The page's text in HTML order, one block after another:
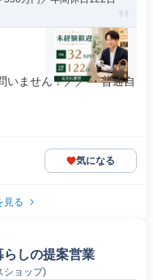
いません！／／ ・普通自
気になる
見る
らしの提案営業
ショップ)